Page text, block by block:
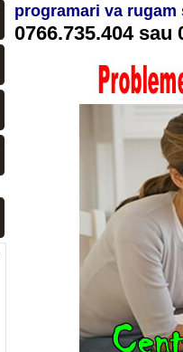
programari va
0766.735.404 sau